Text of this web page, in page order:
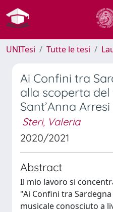
UNITesi Tutte le tesi
Ai Confini tra
alla scoperta del
Sant’Anna Arresi
Steri, Valeria
2020/2021
Abstract
Il mio lavoro si
"Ai Confini tra
musicale conosciuto a